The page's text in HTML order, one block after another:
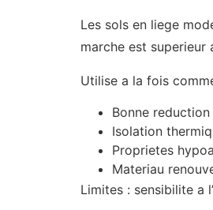
Les sols en liege
marche est superieur
Utilise a la fois
Bonne
Isolation
Proprietes
Materiau
Limites : sensibilite a